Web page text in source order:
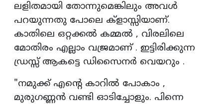
ലളിതമായി തോന്നുമെങ്കിലും അവൾ
പറയുന്നതു പോലെ ക്‌ളാസ്സിയാണ്.
കാതിലെ ഒറ്റക്കൽ കമ്മൽ , വിരലിലെ
മോതിരം എല്ലാം വജ്രമാണ് . ഇട്ടിരിക്കുന്ന
ഡ്രസ്സ് ആകട്ടെ ഡിസൈനർ വെയറും .
"നമുക്ക് എന്റെ കാറിൽ പോകാം ,
മുരുഗണ്ണൻ വണ്ടി ഓടിച്ചോളും. പിന്നെ